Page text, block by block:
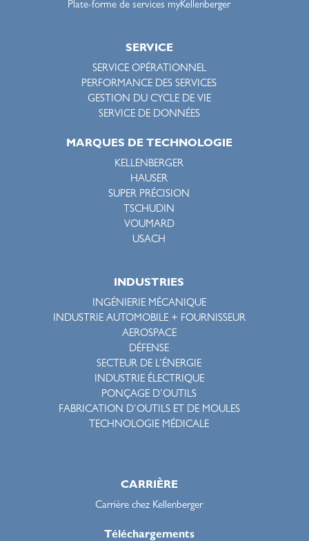
Plate-forme de services myKellenberger
SERVICE
SERVICE OPÉRATIONNEL
PERFORMANCE DES SERVICES
GESTION DU CYCLE DE VIE
SERVICE DE DONNÉES
MARQUES DE TECHNOLOGIE
KELLENBERGER
HAUSER
SUPER PRÉCISION
TSCHUDIN
VOUMARD
USACH
INDUSTRIES
INGÉNIERIE MÉCANIQUE
INDUSTRIE AUTOMOBILE + FOURNISSEUR
AEROSPACE
DÉFENSE
SECTEUR DE L’ÉNERGIE
INDUSTRIE ÉLECTRIQUE
PONÇAGE D’OUTILS
FABRICATION D’OUTILS ET DE MOULES
TECHNOLOGIE MÉDICALE
CARRIÈRE
Carrière chez Kellenberger
Téléchargements